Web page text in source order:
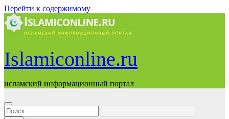
Перейти к содержимому
Islamiconline.ru
исламский информационный портал